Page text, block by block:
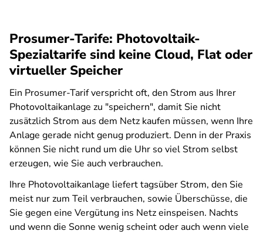
Prosumer-Tarife: Photovoltaik-
Spezialtarife sind keine Cloud, Flat oder
virtueller Speicher
Ein Prosumer-Tarif verspricht oft, den Strom aus Ihrer
Photovoltaikanlage zu "speichern", damit Sie nicht
zusätzlich Strom aus dem Netz kaufen müssen, wenn Ihre
Anlage gerade nicht genug produziert. Denn in der Praxis
können Sie nicht rund um die Uhr so viel Strom selbst
erzeugen, wie Sie auch verbrauchen.
Ihre Photovoltaikanlage liefert tagsüber Strom, den Sie
meist nur zum Teil verbrauchen, sowie Überschüsse, die
Sie gegen eine Vergütung ins Netz einspeisen. Nachts
und wenn die Sonne wenig scheint oder auch wenn viele